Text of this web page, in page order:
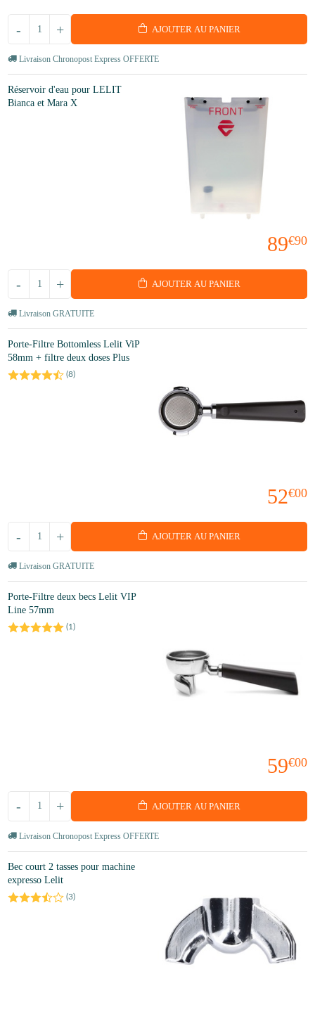
+
- AJOUTER AU PANIER
Livraison Chronopost Express OFFERTE
Réservoir d'eau pour LELIT
Bianca et Mara X
89€90
+
- AJOUTER AU PANIER
Livraison GRATUITE
Porte-Filtre Bottomless Lelit ViP
58mm + filtre deux doses Plus
(8)
52€00
+
- AJOUTER AU PANIER
Livraison GRATUITE
Porte-Filtre deux becs Lelit VIP
Line 57mm
(1 )
59€00
+
- AJOUTER AU PANIER
Livraison Chronopost Express OFFERTE
Bec court 2 tasses pour machine
expresso Lelit
(3)